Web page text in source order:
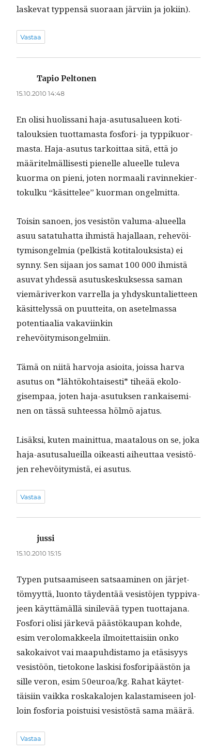
laske­vat typ­pen­sä suo­raan järvi­in ja jokiin).
Vastaa
Tapio Peltonen
15.10.2010 14:48
En olisi huolis­sani haja-asu­tusalueen koti­
talouk­sien tuot­ta­mas­ta fos­fori- ja typ­pikuor­
mas­ta. Haja-asu­tus tarkoit­taa sitä, että jo
määritelmäl­lis­es­ti pienelle alueelle tule­va
kuor­ma on pieni, joten nor­maali ravin­nekier­
tokulku “käsit­telee” kuor­man ongelmitta.
Toisin sanoen, jos vesistön val­uma-alueel­la
asuu satatuhat­ta ihmistä hajal­laan, rehevöi­
tymisongelmia (pelk­istä koti­talouk­sista) ei
syn­ny. Sen sijaan jos samat 100 000 ihmistä
asu­vat yhdessä asu­tuskeskuk­ses­sa saman
viemäriverkon var­rel­la ja yhdyskun­tal­iet­teen
käsit­telyssä on puut­tei­ta, on asetel­mas­sa
poten­ti­aalia vakavi­inkin
rehevöitymisongelmiin.
Tämä on niitä har­vo­ja asioi­ta, jois­sa har­va
asu­tus on *lähtöko­htais­es­ti* tiheää ekol­o­
gisem­paa, joten haja-asu­tuk­sen rankaisem­i­
nen on tässä suh­teessa hölmö ajatus.
Lisäk­si, kuten mainit­tua, maat­alous on se, joka
haja-asu­tusalueil­la oikeasti aiheut­taa vesistö­
jen rehevöi­tymistä, ei asutus.
Vastaa
jussi
15.10.2010 15:15
Typen put­saamiseen sat­saami­nen on jär­jet­
tömyyt­tä, luon­to täy­den­tää vesistö­jen typ­pi­va­
jeen käyt­tämäl­lä sinilevää typen tuot­ta­jana.
Fos­fori olisi järkevä päästökau­pan kohde,
esim verolo­mak­keela ilmoitet­taisi­in onko
sakokaiv­ot vai maa­puhdis­ta­mo ja etä­sisyys
vesistöön, tietokone lask­isi fos­foripäästön ja
sille veron, esim 50euroa/kg. Rahat käytet­
täisi­in vaik­ka roskakalo­jen kalas­tamiseen jol­
loin fos­fo­ria pois­tu­isi vesistöstä sama määrä.
Vastaa